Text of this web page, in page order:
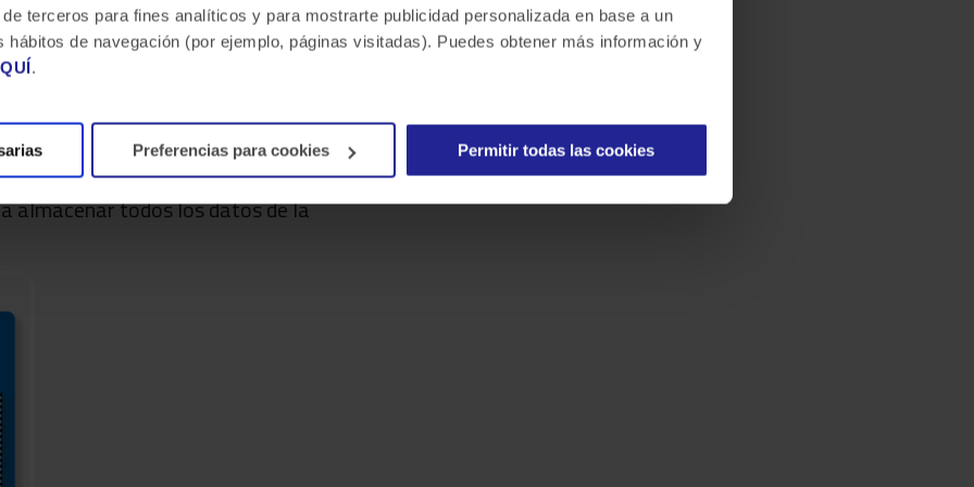
terceros para fines analíticos y para mostrarte publicidad personalizada en base a un
hábitos de navegación (por ejemplo, páginas visitadas). Puedes obtener más información y
.
Preferencias para cookies Permitir todas las cookies
administración, Microsoft Fabric
diseñadas para trabajar
a un rol y tarea específica:
almacenar todos los datos de la